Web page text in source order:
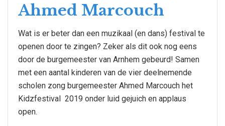
Ahmed Marcouch
Wat is er beter dan een muzikaal (en dans) festival te
openen door te zingen? Zeker als dit ook nog eens
door de burgemeester van Arnhem gebeurd! Samen
met een aantal kinderen van de vier deelnemende
scholen zong burgemeester Ahmed Marcouch het
Kidzfestival 2019 onder luid gejuich en applaus
open.